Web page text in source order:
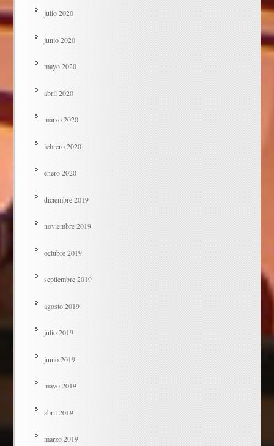
julio 2020
junio 2020
mayo 2020
abril 2020
marzo 2020
febrero 2020
enero 2020
diciembre 2019
noviembre 2019
octubre 2019
septiembre 2019
agosto 2019
julio 2019
junio 2019
mayo 2019
abril 2019
marzo 2019